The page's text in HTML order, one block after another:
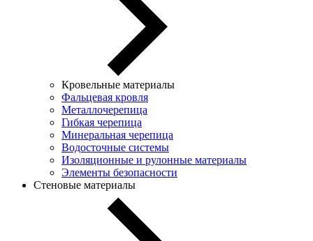
Кровельные материалы
Фальцевая кровля
Металлочерепица
Гибкая черепица
Минеральная черепица
Водосточные системы
Изоляционные и рулонные материалы
Элементы безопасности
Стеновые материалы